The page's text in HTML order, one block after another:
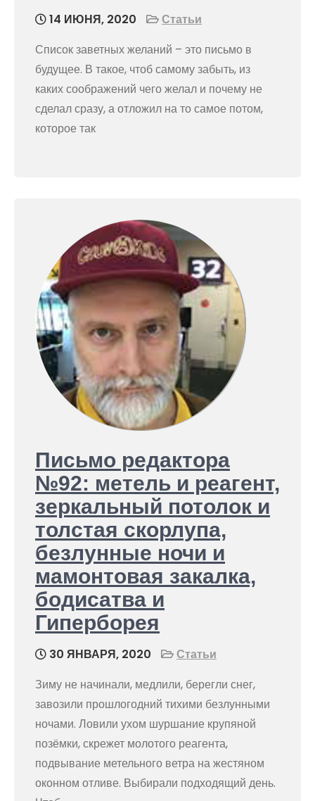
14 ИЮНЯ, 2020
Статьи
Список заветных желаний – это письмо в
будущее. В такое, чтоб самому забыть, из
каких соображений чего желал и почему не
сделал сразу, а отложил на то самое потом,
которое так
Письмо редактора
№92: метель и реагент,
зеркальный потолок и
толстая скорлупа,
безлунные ночи и
мамонтовая закалка,
бодисатва и
Гиперборея
30 ЯНВАРЯ, 2020
Статьи
Зиму не начинали, медлили, берегли снег,
завозили прошлогодний тихими безлунными
ночами. Ловили ухом шуршание крупяной
позёмки, скрежет молотого реагента,
подвывание метельного ветра на жестяном
оконном отливе. Выбирали подходящий день.